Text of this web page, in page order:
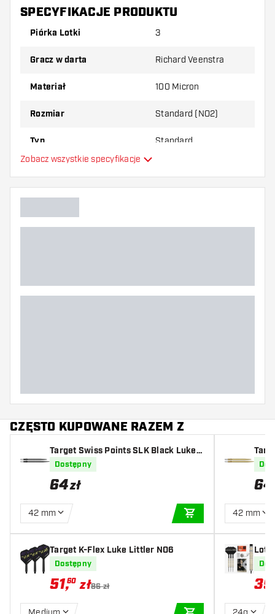
Upewnij się, że masz pod ręką dużo piórek i
złamane w wyniku użytkowania.
piórek, aby dowiedzieć się, który wariant
SPECYFIKACJE PRODUKTU
Piórka Lotki 3
Gracz w darta Richard Veenstra
Materiał 100 Micron
Rozmiar Standard (NO2)
Typ Standard
Główny kolor
Zobacz wszystkie specyfikacje
CZĘSTO KUPOWANE RAZEM Z
Target Swiss Points SLK Black Luke L
ittler
Dostępny
64zł
42 mm
DODAJ DO
Target K-Flex Luke Littler NO6
Dostępny
51,60 zł86 zł
ttler
64
42 mm
5K